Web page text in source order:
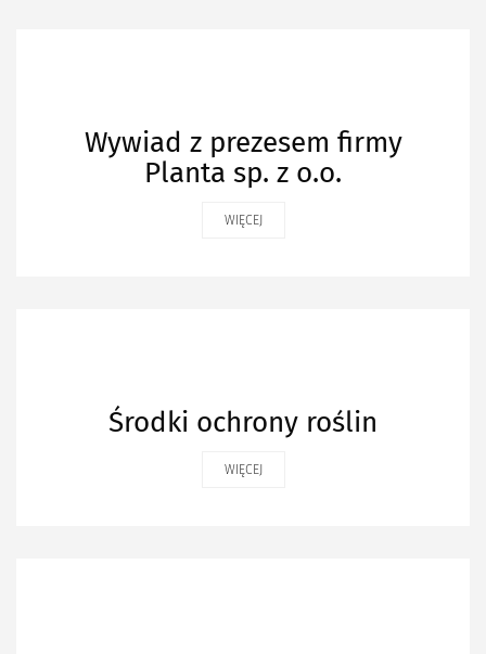
Wywiad z prezesem firmy
Planta sp. z o.o.
WIĘCEJ
Środki ochrony roślin
WIĘCEJ